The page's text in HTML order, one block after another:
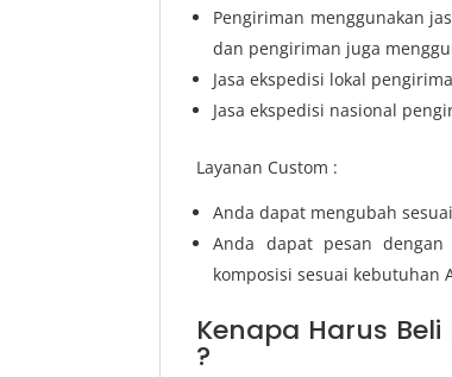
Pengiriman menggunakan
dan pengiriman juga
Jasa ekspedisi lokal
Jasa ekspedisi nasional
Layanan Custom :
Anda dapat mengubah
Anda dapat pesan
komposisi sesuai kebutuhan
Kenapa Harus
?